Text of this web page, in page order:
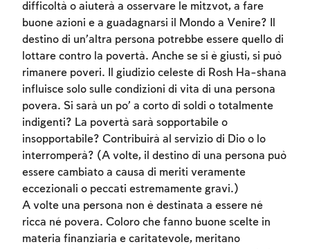
difficoltà o aiuterà a osservare le mitzvot, a fare
buone azioni e a guadagnarsi il Mondo a Venire? Il
destino di un’altra persona potrebbe essere quello di
lottare contro la povertà. Anche se si è giusti, si può
rimanere poveri. Il giudizio celeste di Rosh Ha-shana
influisce solo sulle condizioni di vita di una persona
povera. Si sarà un po’ a corto di soldi o totalmente
indigenti? La povertà sarà sopportabile o
insopportabile? Contribuirà al servizio di Dio o lo
interromperà? (A volte, il destino di una persona può
essere cambiato a causa di meriti veramente
eccezionali o peccati estremamente gravi.)
A volte una persona non è destinata a essere né
ricca né povera. Coloro che fanno buone scelte in
materia finanziaria e caritatevole, meritano